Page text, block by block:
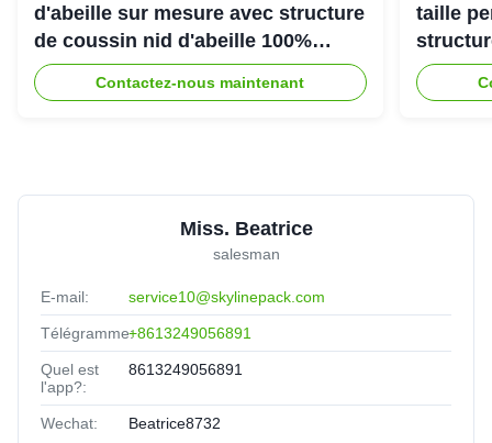
d'abeille sur mesure avec structure
de coussin nid d'abeille 100%
recyclable pour emballage de
protection écologique
Contactez-nous maintenant
taille
une
Miss. Beatrice
salesman
E-mail: service10@skylinepack.com
Télégramme:+8613249056891
Quel est
l'app?:
8613249056891
Wechat: Beatrice8732